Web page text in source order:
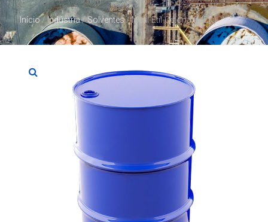
Início/ Indústria/Solventes/ Metil-Etil-Cetona (MEK)